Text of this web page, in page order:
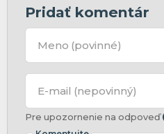
Pridať komentár
Meno (povinné)
E-mail (nepovinný)
Pre upozornenie na odpoveď